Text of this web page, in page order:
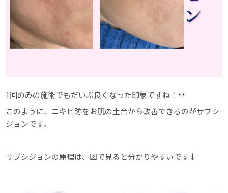
1回のみの施術でもだいぶ良くなった印象ですね！
このように、ニキビ跡をお肌の土台から改善できるのがサブシ
ジョンです。
サブシジョンの原理は、図で見ると分かりやすいです↓